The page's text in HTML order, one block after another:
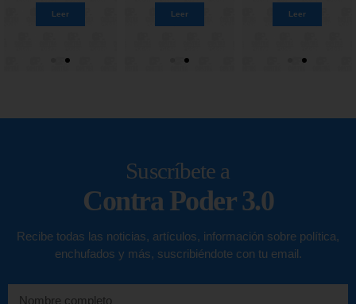
Leer
Leer Leer
Leer Leer
Suscríbete a
Contra Poder 3.0
Recibe todas las noticias, artículos, información sobre política,
enchufados y más, suscribiéndote con tu email.